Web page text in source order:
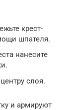
крест-
шпателя.
нанесите
слоя.
и армируют